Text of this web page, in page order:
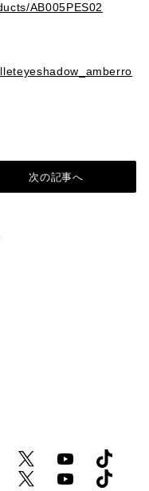
AB005PES02
次の記事へ